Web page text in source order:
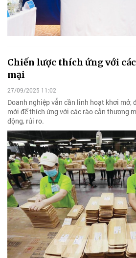
Chiến lược thích ứng với
mại
27/09/2025 11:02
Doanh nghiệp vẫn cần linh hoạt khơi mở,
mới để thích ứng với các rào cản thương
động, rủi ro.